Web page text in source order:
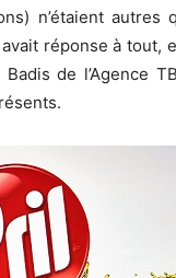
n’étaient autres
réponse à tout,
de l’Agence